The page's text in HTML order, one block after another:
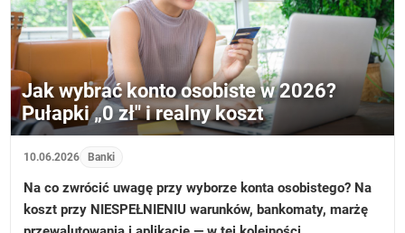
Jak wybrać konto osobiste w 2026?
Pułapki „0 zł" i realny koszt
10.06.2026 Banki
Na co zwrócić uwagę przy wyborze konta osobistego? Na
koszt przy NIESPEŁNIENIU warunków, bankomaty, marżę